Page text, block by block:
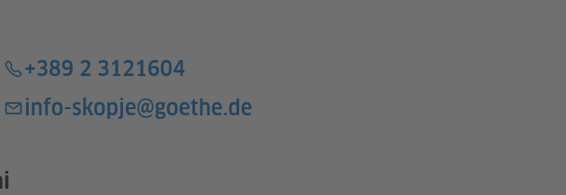
+389 2 3121604
info-skopje@goethe.de